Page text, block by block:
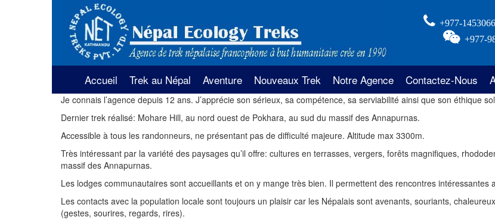
+977-
+977-
Accueil
Trek au Népal
La région de l’Annapurna
La région de l’Everest
Trekking dans la région du Langtang
et Helambu
Trekking dans la région vallée du
Kathmandu
Aventure
Rafting au Népal
Safari au Népal
Louer voiture au Népal
Parapente au Népal
Nouveaux Trek
Trek sur la crête du Khopra aux
Annapurnas
Trekking belvédère de Muldai des
Annapurnas
Trek du Mohare Hill de l’Annapurna
Notre Agence
Qui Sommes Nous?
Notre Action Humanitaire
Information Pratiques
Contactez-Nous
Je connais l’agence depuis 12 ans. J’apprécie son sérieux, sa compétence, sa serviabilité ainsi que son éthique
Dernier trek réalisé: Mohare Hill, au nord ouest de Pokhara, au sud du massif des Annapurnas.
Accessible à tous les randonneurs, ne présentant pas de difficulté majeure. Altitude max 3300m.
Très intéressant par la variété des paysages qu’il offre: cultures en terrasses, vergers, forêts magnifiques,
massif des Annapurnas.
Les lodges communautaires sont accueillants et on y mange très bien. Il permettent des rencontres intéressantes
Les contacts avec la population locale sont toujours un plaisir car les Népalais sont avenants, souriants,
(gestes, sourires, regards, rires).